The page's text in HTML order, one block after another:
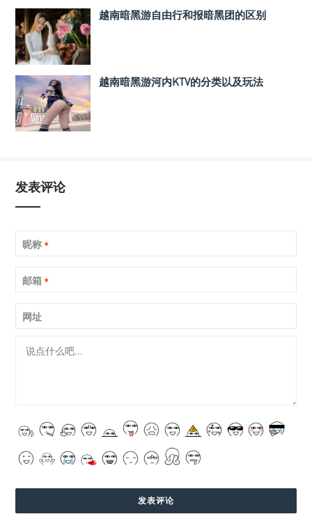
越南暗黑游自由行和报暗黑团的区别
越南暗黑游河内KTV的分类以及玩法
发表评论
昵称 *
邮箱 *
网址